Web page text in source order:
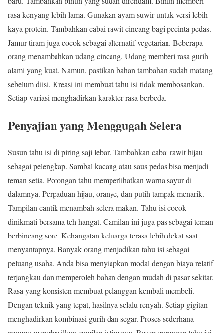
rasa kenyang lebih lama. Gunakan ayam suwir untuk versi lebih
kaya protein. Tambahkan cabai rawit cincang bagi pecinta pedas.
Jamur tiram juga cocok sebagai alternatif vegetarian. Beberapa
orang menambahkan udang cincang. Udang memberi rasa gurih
alami yang kuat. Namun, pastikan bahan tambahan sudah matang
sebelum diisi. Kreasi ini membuat tahu isi tidak membosankan.
Setiap variasi menghadirkan karakter rasa berbeda.
Penyajian yang Menggugah Selera
Susun tahu isi di piring saji lebar. Tambahkan cabai rawit hijau
sebagai pelengkap. Sambal kacang atau saus pedas bisa menjadi
teman setia. Potongan tahu memperlihatkan warna sayur di
dalamnya. Perpaduan hijau, oranye, dan putih tampak menarik.
Tampilan cantik menambah selera makan. Tahu isi cocok
dinikmati bersama teh hangat. Camilan ini juga pas sebagai teman
berbincang sore. Kehangatan keluarga terasa lebih dekat saat
menyantapnya. Banyak orang menjadikan tahu isi sebagai
peluang usaha. Anda bisa menyiapkan modal dengan biaya relatif
terjangkau dan memperoleh bahan dengan mudah di pasar sekitar.
Rasa yang konsisten membuat pelanggan kembali membeli.
Dengan teknik yang tepat, hasilnya selalu renyah. Setiap gigitan
menghadirkan kombinasi gurih dan segar. Proses sederhana